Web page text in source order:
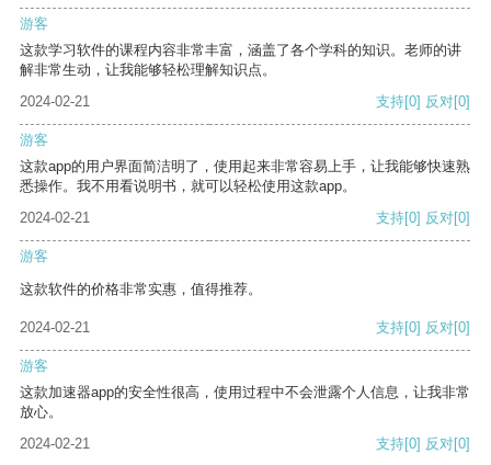
游客
这款学习软件的课程内容非常丰富，涵盖了各个学科的知识。老师的讲
解非常生动，让我能够轻松理解知识点。
2024-02-21
支持[0] 反对[0]
游客
这款app的用户界面简洁明了，使用起来非常容易上手，让我能够快速熟
悉操作。我不用看说明书，就可以轻松使用这款app。
2024-02-21
支持[0] 反对[0]
游客
这款软件的价格非常实惠，值得推荐。
2024-02-21 支持[0] 反对[0]
游客
这款加速器app的安全性很高，使用过程中不会泄露个人信息，让我非常
放心。
2024-02-21
支持[0] 反对[0]